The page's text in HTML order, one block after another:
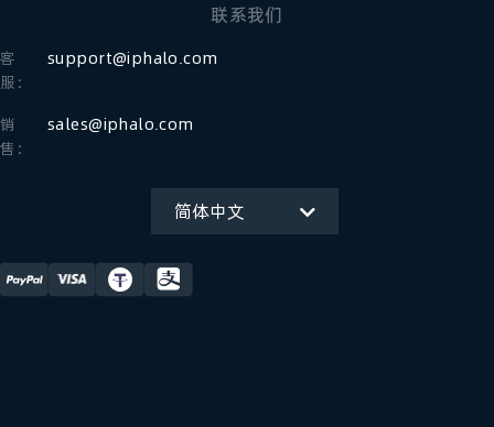
联系我们
客
服：
support@iphalo.com
销
售：
sales@iphalo.com
简体中文
English